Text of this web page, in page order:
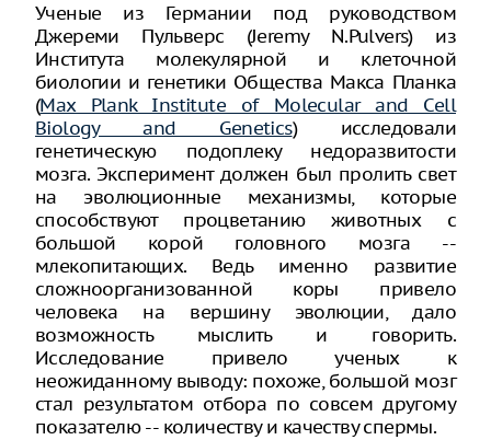
Ученые из Германии под руководством
Джереми Пульверс (Jeremy N.Pulvers) из
Института молекулярной и клеточной
биологии и генетики Общества Макса Планка
(Max Plank Institute of Molecular and Cell
Biology and Genetics) исследовали
генетическую подоплеку недоразвитости
мозга. Эксперимент должен был пролить свет
на эволюционные механизмы, которые
способствуют процветанию животных с
большой корой головного мозга --
млекопитающих. Ведь именно развитие
сложноорганизованной коры привело
человека на вершину эволюции, дало
возможность мыслить и говорить.
Исследование привело ученых к
неожиданному выводу: похоже, большой мозг
стал результатом отбора по совсем другому
показателю -- количеству и качеству спермы.